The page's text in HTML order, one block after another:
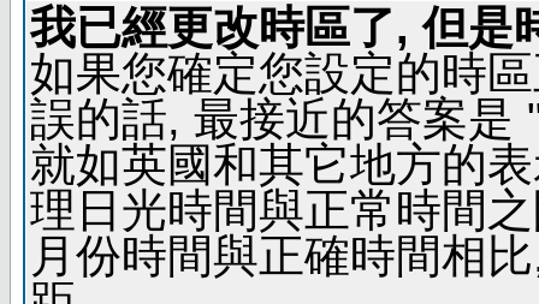
我已經更改時區了, 但是
如果您確定您設定的時
誤的話, 最接近的答案是
就如英國和其它地方的
理日光時間與正常時間
月份時間與正確時間相